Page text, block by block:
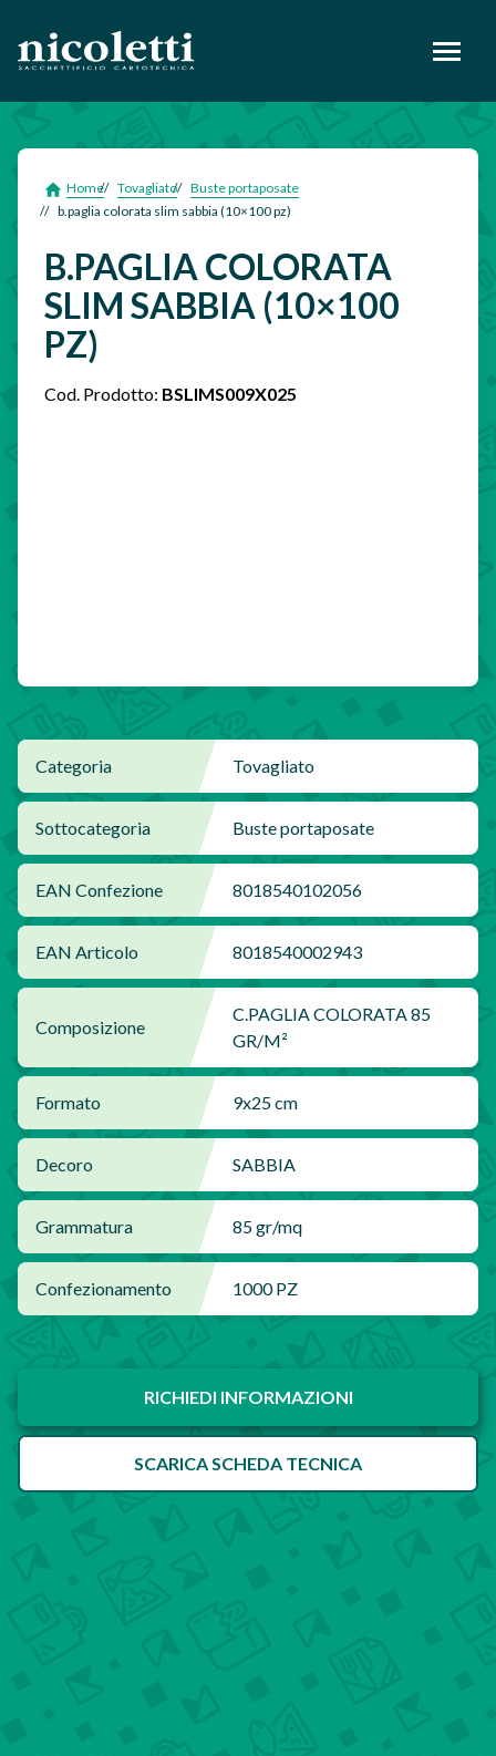
footer
Home Tovagliato
Buste portaposate
b.paglia colorata slim sabbia (10×100 pz)
B.PAGLIA COLORATA
SLIM SABBIA (10×100
PZ)
Cod. Prodotto: BSLIMS009X025
Categoria Tovagliato
Sottocategoria Buste portaposate
EAN Confezione 8018540102056
EAN Articolo 8018540002943
Composizione
C.PAGLIA COLORATA 85
GR/M²
Formato 9x25 cm
Decoro SABBIA
Grammatura 85 gr/mq
Confezionamento 1000 PZ
RICHIEDI INFORMAZIONI
SCARICA SCHEDA TECNICA